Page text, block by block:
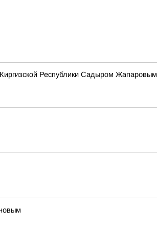
Республики Садыром Жапаровым